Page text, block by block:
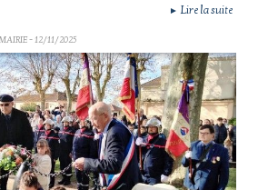
► Lire la suite
- 12/11/2025